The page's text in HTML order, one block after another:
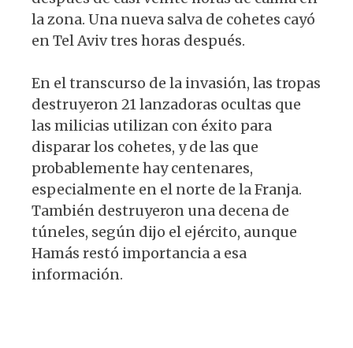
la zona. Una nueva salva de cohetes cayó
en Tel Aviv tres horas después.
En el transcurso de la invasión, las tropas
destruyeron 21 lanzadoras ocultas que
las milicias utilizan con éxito para
disparar los cohetes, y de las que
probablemente hay centenares,
especialmente en el norte de la Franja.
También destruyeron una decena de
túneles, según dijo el ejército, aunque
Hamás restó importancia a esa
información.